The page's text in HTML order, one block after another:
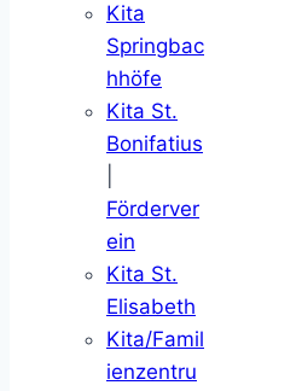
Kita
Springbac
hhöfe
Kita St.
Bonifatius
Förderver
ein
Kita St.
Elisabeth
Kita/Famil
ienzentru